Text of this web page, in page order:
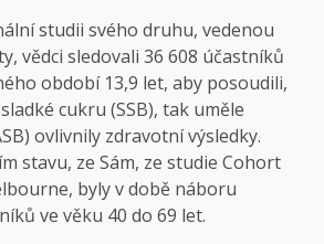
studii svého druhu, vedenou
vědci sledovali 36 608 účastníků
období 13,9 let, aby posoudili,
cukru (SSB), tak uměle
ovlivnily zdravotní výsledky.
stavu, ze Sám, ze studie Cohort
byly v době náboru
ve věku 40 do 69 let.